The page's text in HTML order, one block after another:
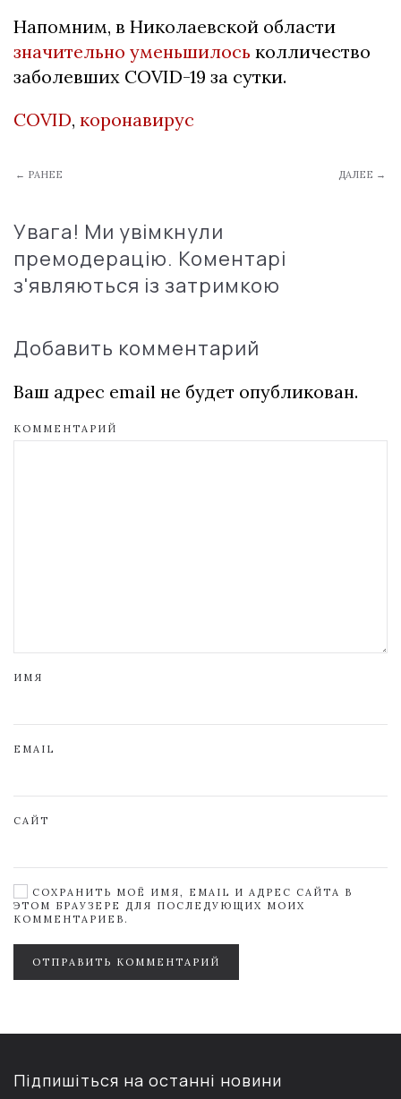
Напомним, в Николаевской области
значительно уменьшилось колличество
заболевших COVID-19 за сутки.
COVID, коронавирус
← РАНЕЕ ДАЛЕЕ →
Увага! Ми увімкнули
премодерацію. Коментарі
з'являються із затримкою
Добавить комментарий
Ваш адрес email не будет опубликован.
КОММЕНТАРИЙ
ИМЯ
EMAIL
САЙТ
СОХРАНИТЬ МОЁ ИМЯ, EMAIL И АДРЕС САЙТА В
ЭТОМ БРАУЗЕРЕ ДЛЯ ПОСЛЕДУЮЩИХ МОИХ
КОММЕНТАРИЕВ.
ОТПРАВИТЬ КОММЕНТАРИЙ
Підпишіться на останні новини